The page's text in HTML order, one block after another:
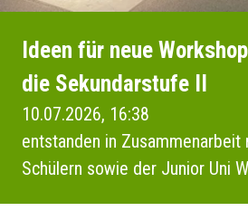
Ideen für neue
die Sekundarstufe II
10.07.2026, 16:38
entstanden in Zusammenarbeit
Schülern sowie der Junior Uni